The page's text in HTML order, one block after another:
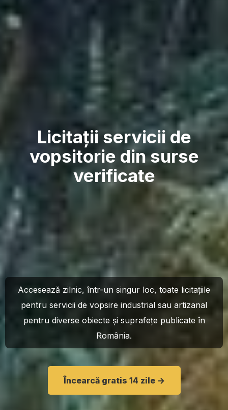
Licitații servicii de
vopsitorie din surse
verificate
Accesează zilnic, într-un singur loc, toate licitațiile
pentru servicii de vopsire industrial sau artizanal
pentru diverse obiecte și suprafețe publicate în
România.
Încearcă gratis 14 zile ->